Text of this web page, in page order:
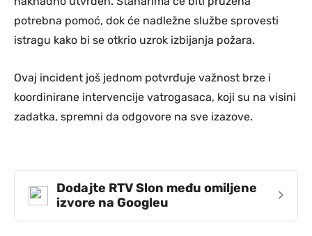
potrebna pomoć, dok će nadležne službe sprovesti
istragu kako bi se otkrio uzrok izbijanja požara.
Ovaj incident još jednom potvrđuje važnost brze i
koordinirane intervencije vatrogasaca, koji su na visini
zadatka, spremni da odgovore na sve izazove.
Dodajte RTV Slon među omiljene
izvore na Googleu
›